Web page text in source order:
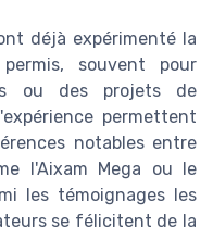
déjà expérimenté la
souvent pour
ou des projets de
permettent
notables entre
l'Aixam Mega ou le
les témoignages les
se félicitent de la